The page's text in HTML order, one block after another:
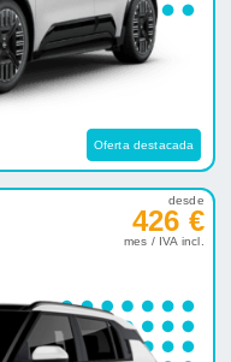
Oferta destacada
desde
426 €
mes / IVA incl.